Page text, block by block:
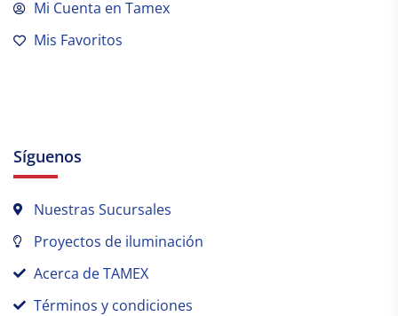
Mi Cuenta en Tamex
Mis Favoritos
Síguenos
Nuestras Sucursales
Proyectos de iluminación
Acerca de TAMEX
Términos y condiciones